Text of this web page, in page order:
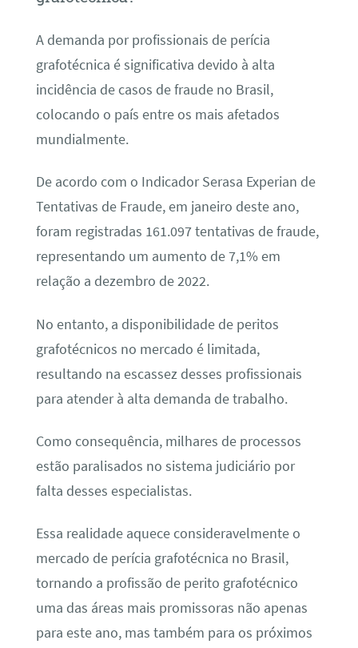
A demanda por profissionais de perícia
grafotécnica é significativa devido à alta
incidência de casos de fraude no Brasil,
colocando o país entre os mais afetados
mundialmente.
De acordo com o Indicador Serasa Experian de
Tentativas de Fraude, em janeiro deste ano,
foram registradas 161.097 tentativas de fraude,
representando um aumento de 7,1% em
relação a dezembro de 2022.
No entanto, a disponibilidade de peritos
grafotécnicos no mercado é limitada,
resultando na escassez desses profissionais
para atender à alta demanda de trabalho.
Como consequência, milhares de processos
estão paralisados no sistema judiciário por
falta desses especialistas.
Essa realidade aquece consideravelmente o
mercado de perícia grafotécnica no Brasil,
tornando a profissão de perito grafotécnico
uma das áreas mais promissoras não apenas
para este ano, mas também para os próximos